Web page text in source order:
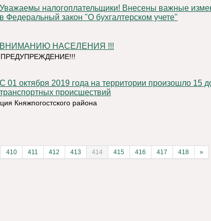
Уважаемы налогоплательщики! Внесены важные изменения
в Федеральный закон "О бухгалтерском учете"
ВНИМАНИЮ НАСЕЛЕНИЯ !!!
С 01 октября 2019 года на территории произошло 15 дорожно
транспортных происшествий
Княжпогостского района
410 411 412 413 414 415 416 417 418 »